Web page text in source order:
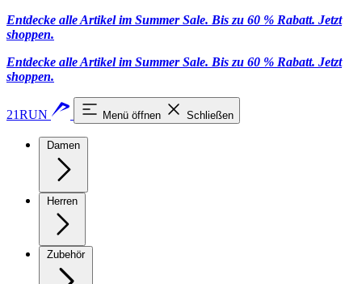
Entdecke alle Artikel im Summer Sale. Bis zu 60 % Rabatt. Jetzt
shoppen.
Entdecke alle Artikel im Summer Sale. Bis zu 60 % Rabatt. Jetzt
shoppen.
21RUN Menü öffnen Schließen
Damen
Herren
Zubehör